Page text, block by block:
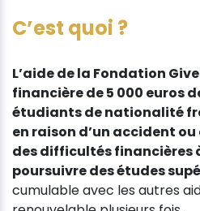
C’est quoi ?
L’aide de la Fondation
financière de 5 000 euros
étudiants de nationalité
en raison d’un accident
des difficultés financières
poursuivre des études
cumulable avec les autres